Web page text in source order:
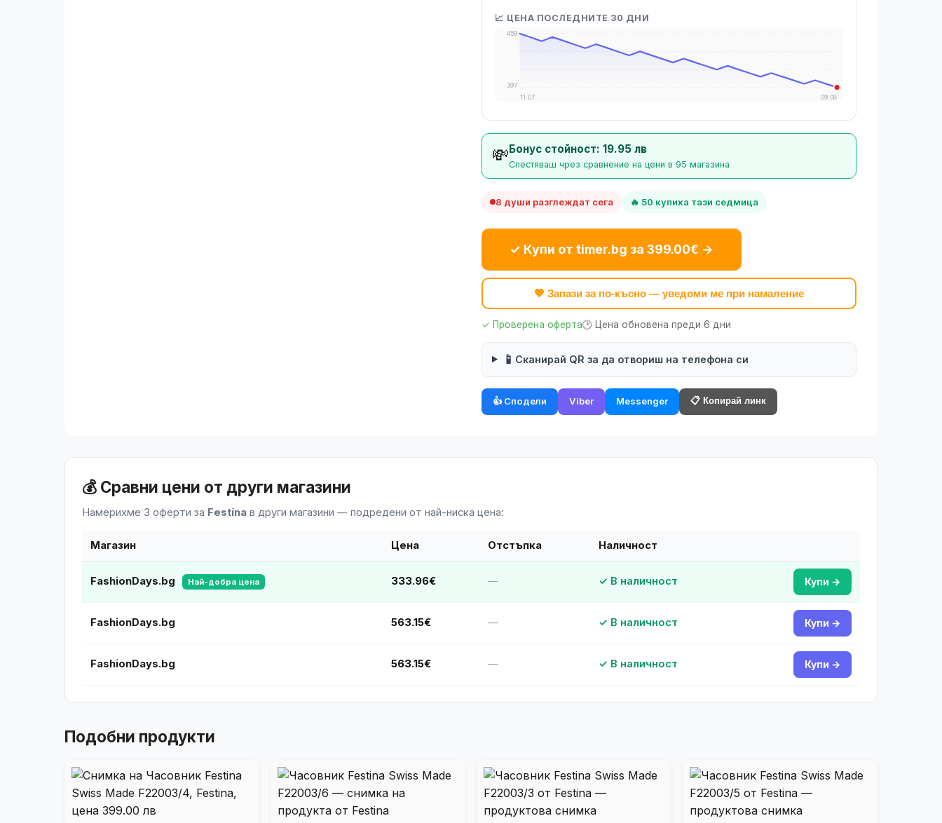
📈 ЦЕНА ПОСЛЕДНИТЕ 30 ДНИ
459
397
11.07
09.08
💸Бонус стойност: 19.95 лв
Спестяваш чрез сравнение на цени в 95 магазина
8 души разглеждат сега 🔥 50 купиха тази седмица
✓ Купи от timer.bg за 399.00€ →
💖 Запази за по-късно — уведоми ме при намаление
✓ Проверена оферта🕑 Цена обновена преди 6 дни
📱 Сканирай QR за да отвориш на телефона си
👍 Сподели Viber Messenger 📋 Копирай линк
💰 Сравни цени от други магазини
Намерихме 3 оферти за Festina в други магазини — подредени от най-ниска цена:
Магазин Цена Отстъпка Наличност
FashionDays.bg Най-добра цена 333.96€ — ✓ В наличност Купи →
FashionDays.bg 563.15€ — ✓ В наличност Купи →
FashionDays.bg 563.15€ — ✓ В наличност Купи →
Подобни продукти